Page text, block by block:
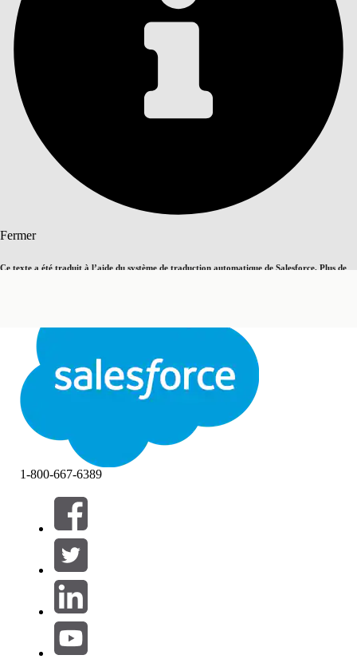
Fermer
Ce texte a été traduit à l’aide du système de traduction automatique de Salesforce. Plus de
Fermer
Table des matières
TABLE DES MATIÈRES
Rechercher
Filtres (0)
SÉLECTIONNER DES FILTRES
Gamme de produits
1-800-667-6389